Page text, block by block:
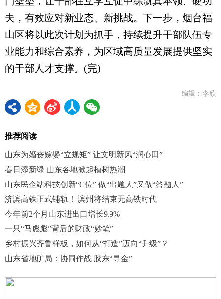
夫，有效应对新业态、新挑战。下一步，烟台福
山区将以此次计划为抓手，持续提升干部队伍专
业能力和综合素养，为区域高质量发展提供坚实
的干部人才支撑。(完)
编辑：李欣
推荐阅读
山东为婚丧嫁娶“立规矩” 让文明新风“润心田”
春日添新绿 山东各地掀起植树热潮
山东民企站科技创新“C位” 做“出题人”又做“答题人”
济滨高铁正式铺轨！ 滨州将结束无高铁时代
今年前2个月山东进出口增长9.9%
一只“马彪彪”背后的财政“妙笔”
乡村振兴齐鲁样板，如何从“打造”迈向“升级”？
山东省地矿局：协同作战 胶东“寻金”